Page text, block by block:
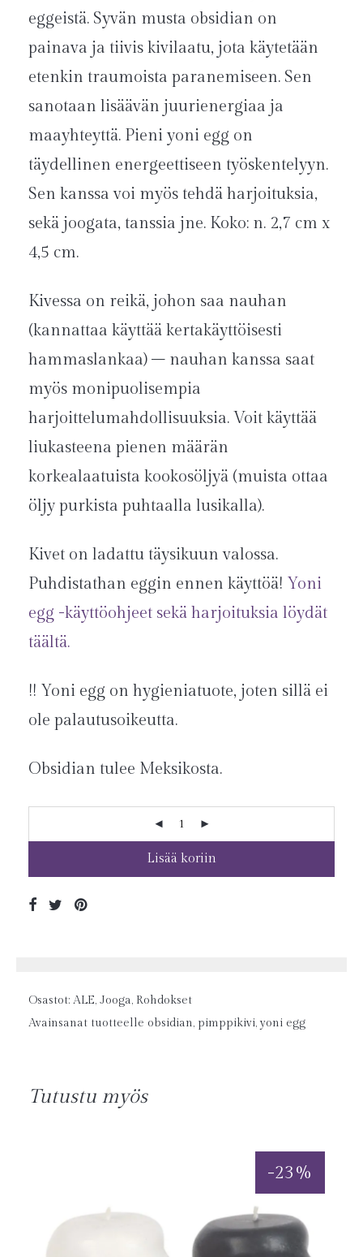
eggeistä. Syvän musta obsidian on
painava ja tiivis kivilaatu, jota käytetään
etenkin traumoista paranemiseen. Sen
sanotaan lisäävän juurienergiaa ja
maayhteyttä. Pieni yoni egg on
täydellinen energeettiseen työskentelyyn.
Sen kanssa voi myös tehdä harjoituksia,
sekä joogata, tanssia jne. Koko: n. 2,7 cm x
4,5 cm.
Kivessa on reikä, johon saa nauhan
(kannattaa käyttää kertakäyttöisesti
hammaslankaa) – nauhan kanssa saat
myös monipuolisempia
harjoittelumahdollisuuksia. Voit käyttää
liukasteena pienen määrän
korkealaatuista kookosöljyä (muista ottaa
öljy purkista puhtaalla lusikalla).
Kivet on ladattu täysikuun valossa.
Puhdistathan eggin ennen käyttöä! Yoni
egg -käyttöohjeet sekä harjoituksia löydät
täältä.
!! Yoni egg on hygieniatuote, joten sillä ei
ole palautusoikeutta.
Obsidian tulee Meksikosta.
Lisää koriin
Osastot: ALE, Jooga, Rohdokset
Avainsanat tuotteelle obsidian, pimppikivi,yoni egg
Tutustu myös
-23%